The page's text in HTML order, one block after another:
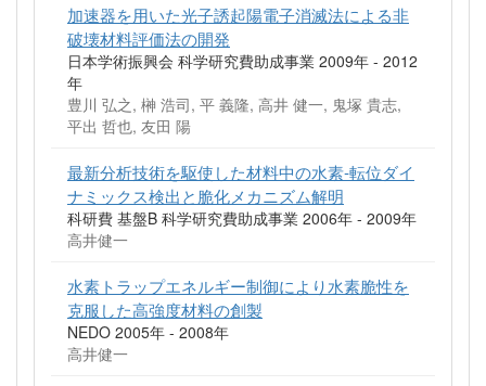
加速器を用いた光子誘起陽電子消滅法による非
破壊材料評価法の開発
日本学術振興会 科学研究費助成事業 2009年 - 2012
年
豊川 弘之, 榊 浩司, 平 義隆, 高井 健一, 鬼塚 貴志,
平出 哲也, 友田 陽
最新分析技術を駆使した材料中の水素-転位ダイ
ナミックス検出と脆化メカニズム解明
科研費 基盤B 科学研究費助成事業 2006年 - 2009年
高井健一
水素トラップエネルギー制御により水素脆性を
克服した高強度材料の創製
NEDO 2005年 - 2008年
高井健一